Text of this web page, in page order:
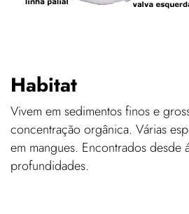
Habitat
Vivem em sedimentos finos e
concentração orgânica. Várias
em mangues. Encontrados desde
profundidades.